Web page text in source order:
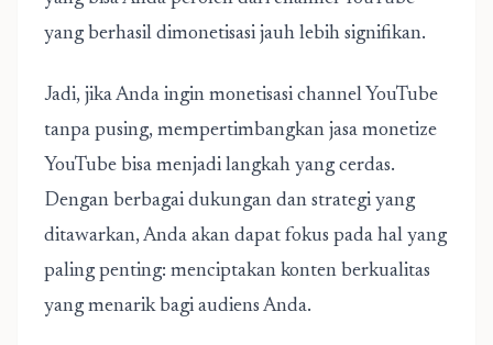
yang berhasil dimonetisasi jauh lebih signifikan.
Jadi, jika Anda ingin monetisasi channel YouTube
tanpa pusing, mempertimbangkan jasa monetize
YouTube bisa menjadi langkah yang cerdas.
Dengan berbagai dukungan dan strategi yang
ditawarkan, Anda akan dapat fokus pada hal yang
paling penting: menciptakan konten berkualitas
yang menarik bagi audiens Anda.